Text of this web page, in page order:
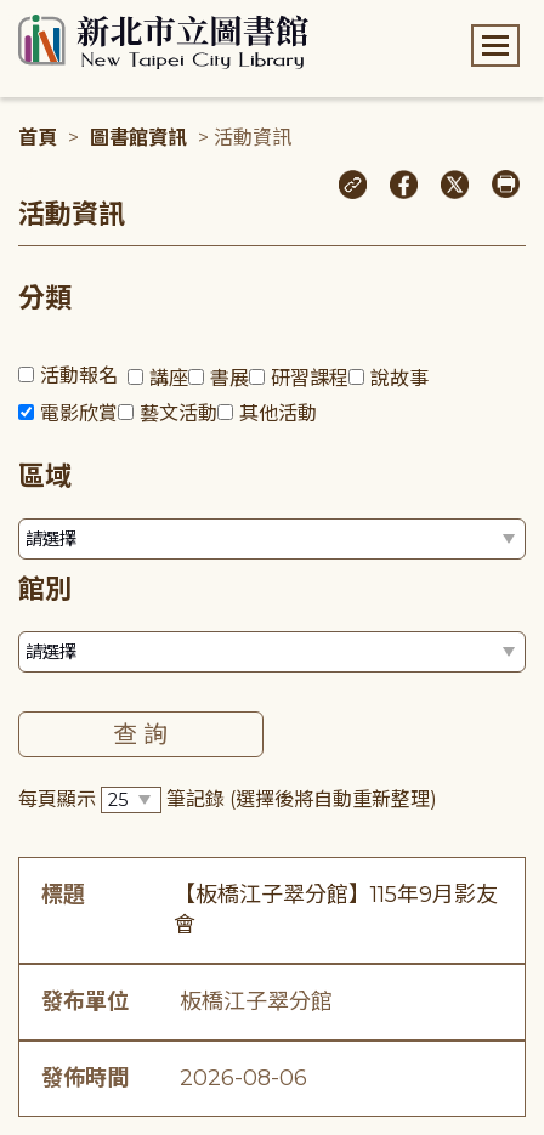
首頁 > 圖書館資訊 > 活動資訊
活動資訊
分類
活動報名 講座 書展 研習課程
說故事
電影欣賞
藝文活動 其他活動
區域
館別
每頁顯示 筆記錄 (選擇後將自動重新整理)
標題
【板橋江子翠分館】115年9月影友
會
發布單位 板橋江子翠分館
發佈時間 2026-08-06